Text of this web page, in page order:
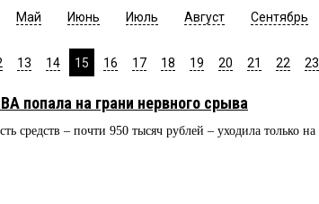
Май Июнь Июль Август Сентябрь
13 14 15 16 17 18 19 20 21 22 23
попала на грани нервного срыва
средств – почти 950 тысяч рублей – уходила только на